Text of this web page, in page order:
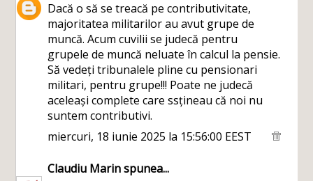
Dacă o să se treacă pe contributivitate,
majoritatea militarilor au avut grupe de
muncă. Acum cuvilii se judecă pentru
grupele de muncă neluate în calcul la pensie.
Să vedeți tribunalele pline cu pensionari
militari, pentru grupe!!! Poate ne judecă
aceleași complete care ssțineau că noi nu
suntem contributivi.
miercuri, 18 iunie 2025 la 15:56:00 EEST
Claudiu Marinspunea...